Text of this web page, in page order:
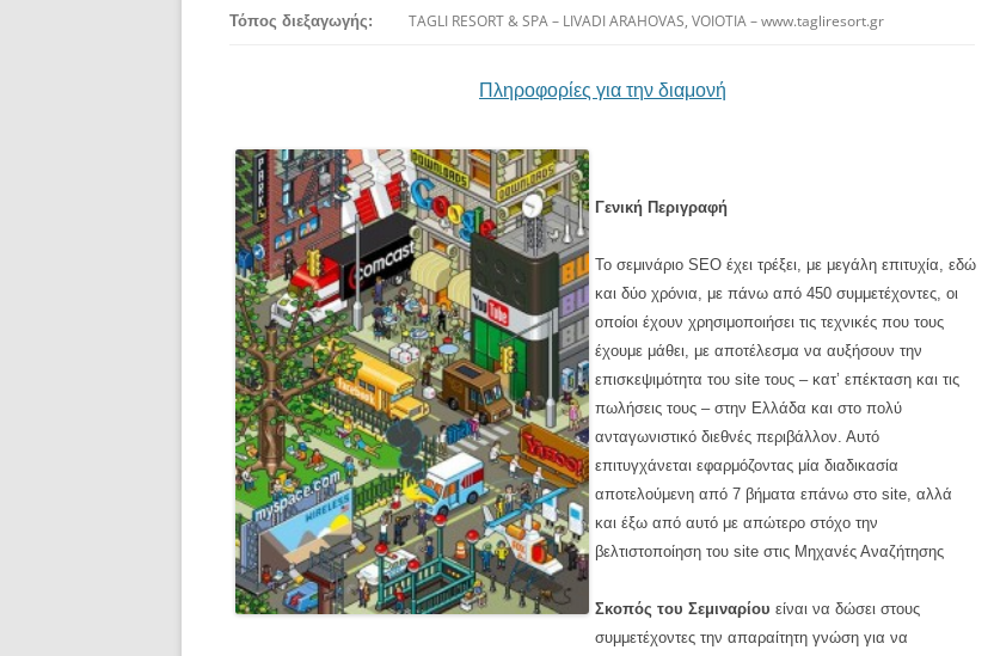
Τόπος διεξαγωγής: TAGLI RESORT & SPA – LIVADI ARAHOVAS, VOIOTIA – www.tagliresort.gr
Πληροφορίες για την διαμονή
Γενική Περιγραφή
Το σεμινάριο SEO έχει τρέξει, με μεγάλη επιτυχία, εδώ
και δύο χρόνια, με πάνω από 450 συμμετέχοντες, οι
οποίοι έχουν χρησιμοποιήσει τις τεχνικές που τους
έχουμε μάθει, με αποτέλεσμα να αυξήσουν την
επισκεψιμότητα του site τους – κατ’ επέκταση και τις
πωλήσεις τους – στην Ελλάδα και στο πολύ
ανταγωνιστικό διεθνές περιβάλλον. Αυτό
επιτυγχάνεται εφαρμόζοντας μία διαδικασία
αποτελούμενη από 7 βήματα επάνω στο site, αλλά
και έξω από αυτό με απώτερο στόχο την
βελτιστοποίηση του site στις Μηχανές Αναζήτησης
Σκοπός του Σεμιναρίου είναι να δώσει στους
συμμετέχοντες την απαραίτητη γνώση για να